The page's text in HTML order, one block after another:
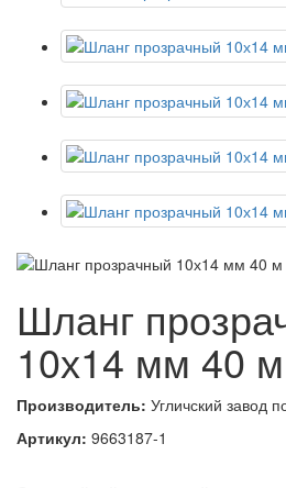
Шланг
10х14 мм 40 м
Производитель: Угличский завод
Артикул: 9663187-1